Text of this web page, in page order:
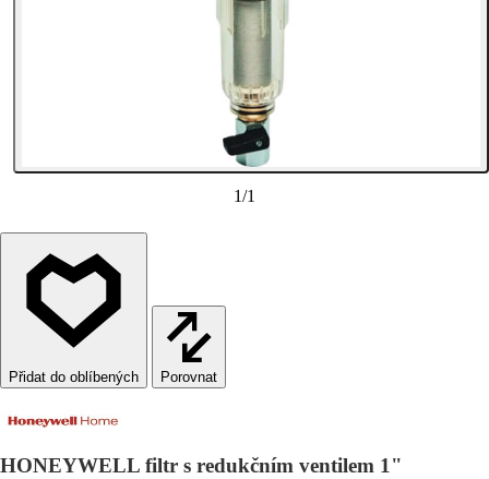
1/1
Porovnat
HONEYWELL filtr s redukčním ventilem 1"